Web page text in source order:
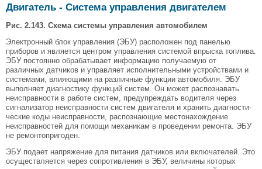
Двигатель - Система управления двигателем
Рис. 2.143. Схема системы управления автомобилем
Электронный блок управления (ЭБУ) расположен под панелью
приборов и является центром управления систе­мой впрыска топлива.
ЭБУ постоянно обрабатывает информацию получаемую от
различных датчиков и управляет исполнительными устройствами и
системами, влияющими на различные функции автомобиля. ЭБУ
выполняет диагности­ку функций систем. Он может распознавать
неисправности в работе систем, предупреждать водителя через
сигнализа­тор неисправности систем двигателя и хранить диагности­
ческие коды неисправности, распознающие местонахожде­ние
неисправностей для помощи механикам в проведении ремонта. ЭБУ
не ремонтопригоден.
ЭБУ подает напряжение для питания датчиков или включателей. Это
осуществляется через сопротивления в ЭБУ, величины которых